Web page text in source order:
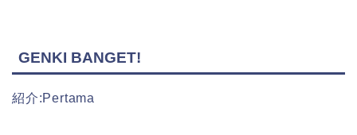
GENKI BANGET!
紹介:Pertama